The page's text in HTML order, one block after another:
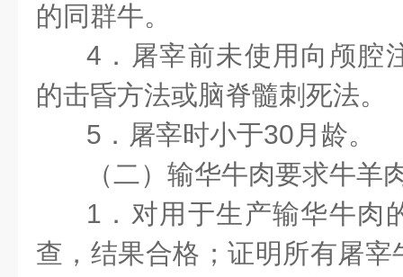
的同群牛。
4．屠宰前未使用向颅腔
的击昏方法或脑脊髓刺死法。
5．屠宰时小于30月龄。
（二）输华牛肉要求牛羊
1．对用于生产输华牛肉
查，结果合格；证明所有屠